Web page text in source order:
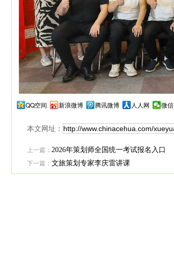
QQ空间 新浪微博 腾讯微博 人人网 微信
本文网址：
上一篇： 2026年策划师全国统一考试报名入口
下一篇： 文旅策划专家李庆雷讲课